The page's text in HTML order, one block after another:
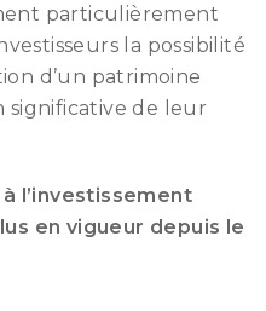
particulièrement
la possibilité
d’un patrimoine
de leur
l’investissement
en vigueur depuis le